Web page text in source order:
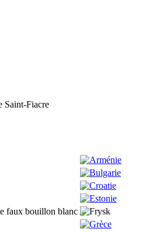
Saint-Fiacre
faux bouillon blanc